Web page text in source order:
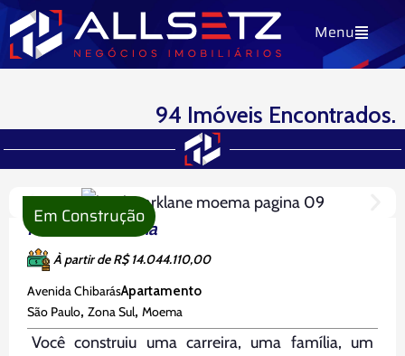
para
o
Menu
94 Imóveis Encontrados.
Parklane Moema
À partir de R$ 14.044.110,00
Avenida ChibarásApartamento
São Paulo, Zona Sul, Moema
Você construiu uma carreira, uma família, um
Em Construção Página
PáginaPágina